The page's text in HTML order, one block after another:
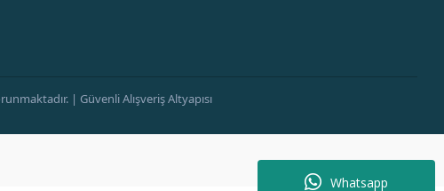
Whatsapp
| Güvenli Alışveriş Altyapısı